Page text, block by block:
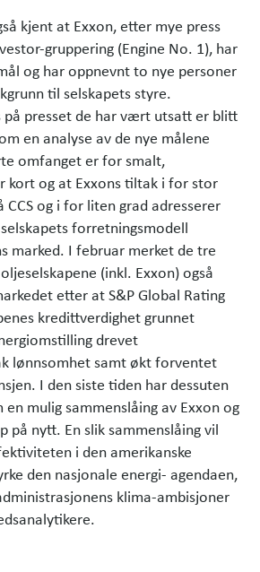
kjent at Exxon, etter mye press
gruppering (Engine No. 1), har
og har oppnevnt to nye personer
til selskapets styre.
på presset de har vært utsatt er blitt
en analyse av de nye målene
omfanget er for smalt,
kort og at Exxons tiltak i for stor
CCS og i for liten grad adresserer
forretningsmodell
marked. I februar merket de tre
(inkl. Exxon) også
etter at S&P Global Rating
kredittverdighet grunnet
drevet
lønnsomhet samt økt forventet
I den siste tiden har dessuten
mulig sammenslåing av Exxon og
på nytt. En slik sammenslåing vil
i den amerikanske
den nasjonale energi- agendaen,
klima-ambisjoner